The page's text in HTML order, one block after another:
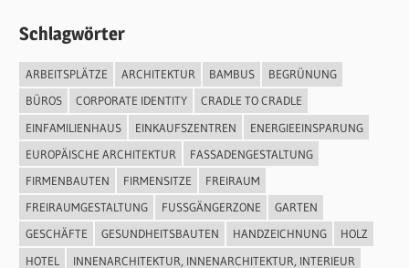
Schlagwörter
ARBEITSPLÄTZE ARCHITEKTUR BAMBUS
BEGRÜNUNG
BÜROS
CORPORATE IDENTITY
CRADLE TO CRADLE
EINFAMILIENHAUS
EINKAUFSZENTREN
ENERGIEEINSPARUNG
EUROPÄISCHE ARCHITEKTUR
FASSADENGESTALTUNG
FIRMENBAUTEN
FIRMENSITZE
FREIRAUM
FREIRAUMGESTALTUNG
FUSSGÄNGERZONE
GARTEN
GESCHÄFTE
GESUNDHEITSBAUTEN HANDZEICHNUNG
HOLZ
HOTEL
INNENARCHITEKTUR, INNENARCHITEKTUR, INTERIEUR